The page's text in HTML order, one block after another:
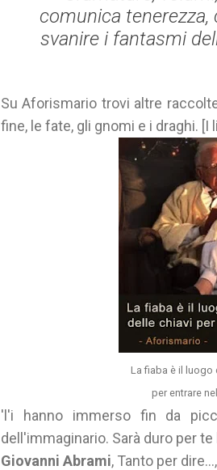
comunica
svanire i fantasmi
Su Aforismario trovi altre
fine, le fate, gli gnomi e i draghi. [I
La fiaba è il luogo
per entrare
'l'i hanno immerso fin da
dell'immaginario. Sarà duro per
Giovanni Abrami, Tanto per